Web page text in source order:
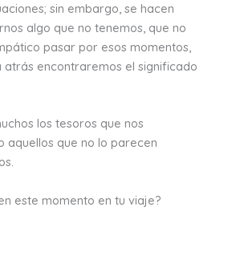
sin embargo, se hacen
algo que no tenemos, que no
pasar por esos momentos,
atrás encontraremos el significado
los tesoros que nos
aquellos que no lo parecen
este momento en tu viaje?